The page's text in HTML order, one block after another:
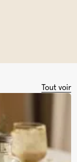
Tout voir